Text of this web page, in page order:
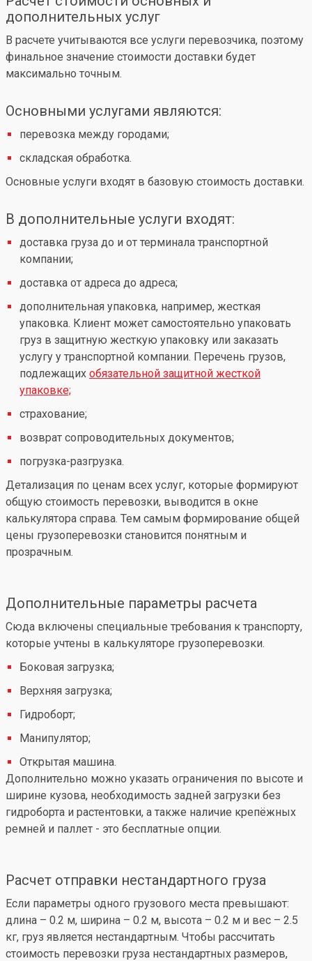
дополнительных услуг
В расчете учитываются все услуги перевозчика, поэтому
финальное значение стоимости доставки будет
максимально точным.
Основными услугами являются:
перевозка между городами;
складская обработка.
Основные услуги входят в базовую стоимость доставки.
В дополнительные услуги входят:
доставка груза до и от терминала транспортной
компании;
доставка от адреса до адреса;
дополнительная упаковка, например, жесткая
упаковка. Клиент может самостоятельно упаковать
груз в защитную жесткую упаковку или заказать
услугу у транспортной компании. Перечень грузов,
подлежащих обязательной защитной жесткой
упаковке;
страхование;
возврат сопроводительных документов;
погрузка-разгрузка.
Детализация по ценам всех услуг, которые формируют
общую стоимость перевозки, выводится в окне
калькулятора справа. Тем самым формирование общей
цены грузоперевозки становится понятным и
прозрачным.
Дополнительные параметры расчета
Сюда включены специальные требования к транспорту,
которые учтены в калькуляторе грузоперевозки.
Боковая загрузка;
Верхняя загрузка;
Гидроборт;
Манипулятор;
Открытая машина.
Дополнительно можно указать ограничения по высоте и
ширине кузова, необходимость задней загрузки без
гидроборта и растентовки, а также наличие крепёжных
ремней и паллет - это бесплатные опции.
Расчет отправки нестандартного груза
Если параметры одного грузового места превышают:
длина – 0.2 м, ширина – 0.2 м, высота – 0.2 м и вес – 2.5
кг, груз является нестандартным. Чтобы рассчитать
стоимость перевозки груза нестандартных размеров,